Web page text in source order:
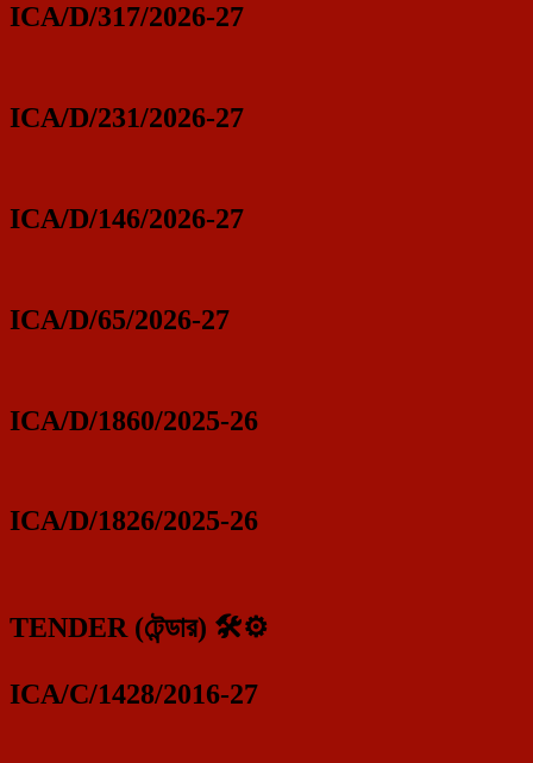
ICA/D/317/2026-27
ICA/D/231/2026-27
ICA/D/146/2026-27
ICA/D/65/2026-27
ICA/D/1860/2025-26
ICA/D/1826/2025-26
TENDER (টেন্ডার) 🛠️⚙️
ICA/C/1428/2016-27